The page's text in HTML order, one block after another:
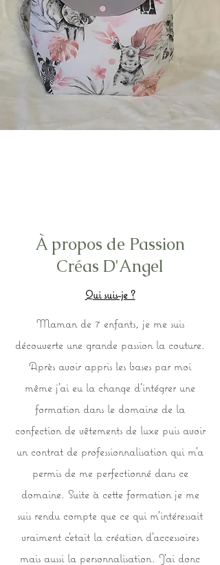
À propos de Passion
Créas D'Angel
Qui suis-je ?
Maman de 7 enfants, je me suis
découverte une grande passion la couture.
Après avoir appris les bases par moi
même j'ai eu la change d'intégrer une
formation dans le domaine de la
confection de vêtements de luxe puis avoir
un contrat de professionnalisation qui m'a
permis de me perfectionné dans ce
domaine. Suite à cette formation je me
suis rendu compte que ce qui m'intéressait
vraiment c'etait la création d'accessoires
mais aussi la personnalisation. J'ai donc